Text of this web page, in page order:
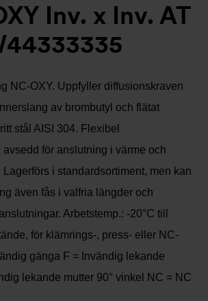
Inv. x Inv. AT
NC-OXY. Uppfyller diffusionskraven
av brombutyl och flätat
stål AISI 304. Flexibel
för anslutning i värme och
Lagerförs i standardsortiment, men kan
även fås i valfria längder och
Arbetstemp.: -20°C till
för klämrings-, press- eller NC-
gänga F = Invändig lekande
lekande mutter 90° vinkel NC = NC